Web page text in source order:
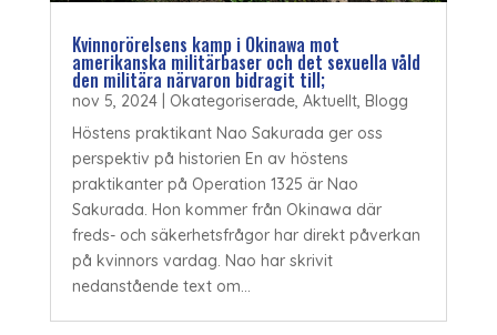
Kvinnorörelsens kamp i Okinawa mot
amerikanska militärbaser och det sexuella våld
den militära närvaron bidragit till;
nov 5, 2024| Okategoriserade, Aktuellt, Blogg
Höstens praktikant Nao Sakurada ger oss
perspektiv på historien En av höstens
praktikanter på Operation 1325 är Nao
Sakurada. Hon kommer från Okinawa där
freds- och säkerhetsfrågor har direkt påverkan
på kvinnors vardag. Nao har skrivit
nedanstående text om...